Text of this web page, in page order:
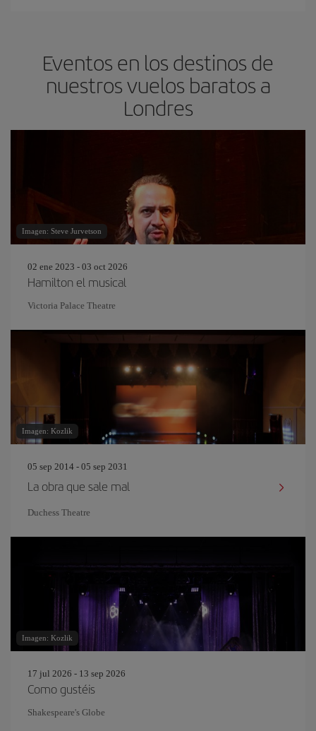
Eventos en los destinos de
nuestros vuelos baratos a
Londres
Imagen: Steve Jurvetson
02 ene 2023 - 03 oct 2026
Hamilton el musical
Victoria Palace Theatre
Imagen: Kozlik
05 sep 2014 - 05 sep 2031
La obra que sale mal
Duchess Theatre
Imagen: Kozlik
17 jul 2026 - 13 sep 2026
Como gustéis
Shakespeare's Globe